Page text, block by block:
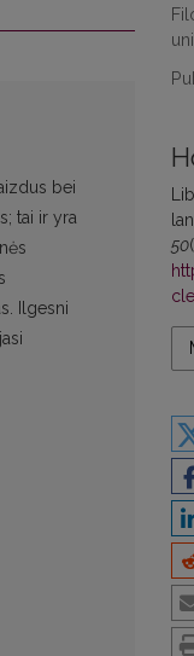
50
bei
tai ir yra
Ilgesni